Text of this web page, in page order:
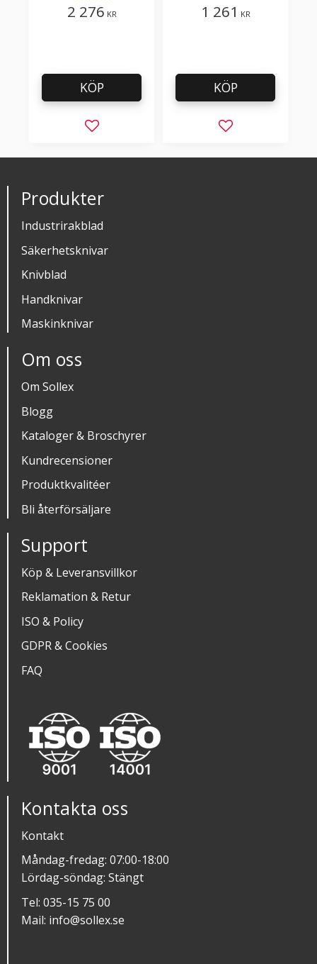
2 276 KR
Lägg till i favoriter
KÖP
1 261 KR
Lägg till i
KÖP
Produkter
Industrirakblad
Säkerhetsknivar
Knivblad
Handknivar
Maskinknivar
Om oss
Om Sollex
Blogg
Kataloger & Broschyrer
Kundrecensioner
Produktkvalitéer
Bli återförsäljare
Support
Köp & Leveransvillkor
Reklamation & Retur
ISO & Policy
GDPR & Cookies
FAQ
Kontakta oss
Kontakt
Måndag-fredag: 07:00-18:00
Lördag-söndag: Stängt
Tel: 035-15 75 00
Mail: info@sollex.se